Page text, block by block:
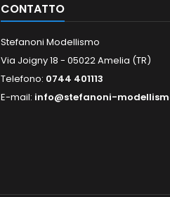
CONTATTO
Stefanoni Modellismo
Via Joigny 18 - 05022 Amelia (TR)
Telefono: 0744 401113
E-mail: info@stefanoni-